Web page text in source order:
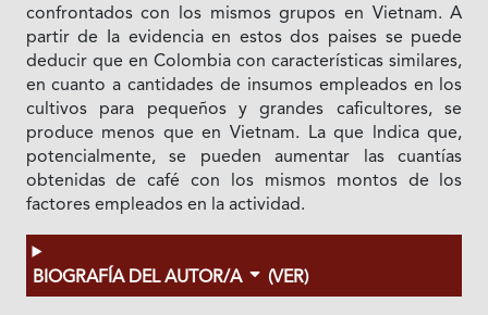
confrontados con los mismos grupos en Vietnam. A
partir de Ia evidencia en estos dos paises se puede
deducir que en Colombia con características similares,
en cuanto a cantidades de insumos empleados en los
cultivos para pequeños y grandes caficultores, se
produce menos que en Vietnam. La que lndica que,
potencialmente, se pueden aumentar las cuantías
obtenidas de café con los mismos montos de los
factores empleados en la actividad.
BIOGRAFÍA DEL AUTOR/A (VER)